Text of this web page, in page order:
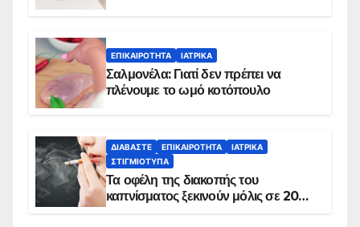
ΕΠΙΚΑΙΡΌΤΗΤΑ ΙΑΤΡΙΚΆ
Σαλμονέλα: Γιατί δεν πρέπει να
πλένουμε το ωμό κοτόπουλο
ΔΙΑΒΆΣΤΕ ΕΠΙΚΑΙΡΌΤΗΤΑ
ΙΑΤΡΙΚΆ
ΣΤΙΓΜΙΌΤΥΠΑ
Τα οφέλη της διακοπής του
καπνίσματος ξεκινούν μόλις σε 20